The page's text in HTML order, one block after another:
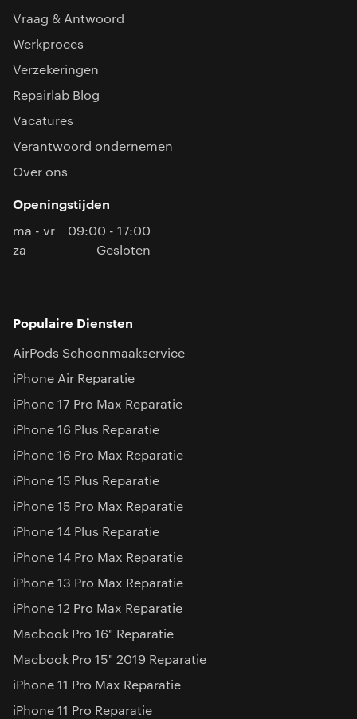
Vraag & Antwoord
Werkproces
Verzekeringen
Repairlab Blog
Vacatures
Verantwoord ondernemen
Over ons
Openingstijden
ma - vr
09:00 - 17:00
za
Gesloten
Populaire Diensten
AirPods Schoonmaakservice
iPhone Air Reparatie
iPhone 17 Pro Max Reparatie
iPhone 16 Plus Reparatie
iPhone 16 Pro Max Reparatie
iPhone 15 Plus Reparatie
iPhone 15 Pro Max Reparatie
iPhone 14 Plus Reparatie
iPhone 14 Pro Max Reparatie
iPhone 13 Pro Max Reparatie
iPhone 12 Pro Max Reparatie
Macbook Pro 16" Reparatie
Macbook Pro 15" 2019 Reparatie
iPhone 11 Pro Max Reparatie
iPhone 11 Pro Reparatie